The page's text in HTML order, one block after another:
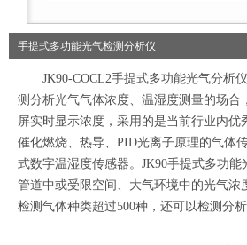
手提式多功能光气检测分析仪
JK90-COCL2手提式多功能光气分析
测分析光气气体浓度、温湿度测量的场合
屏实时显示浓度，采用的是当前行业内优
催化燃烧、热导、PID光离子原理的气体
式数字温湿度传感器。JK90手提式多功
管道中或受限空间、大气环境中的光气浓
检测气体种类超过500种，还可以检测分